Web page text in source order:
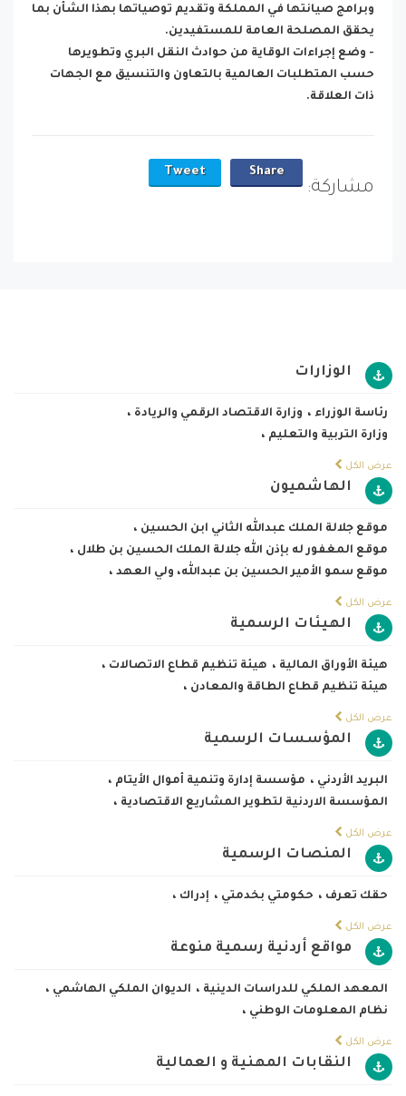
وبرامج صيانتها في المملكة وتقديم توصياتها بهذا الشأن بما
يحقق المصلحة العامة للمستفيدين.
- وضع إجراءات الوقاية من حوادث النقل البري وتطويرها
حسب المتطلبات العالمية بالتعاون والتنسيق مع الجهات
ذات العلاقة.
مشاركة:
Share
Tweet
الوزارات
رئاسة الوزراء ، وزارة الاقتصاد الرقمي والريادة ،
وزارة التربية والتعليم ،
عرض الكل
الهاشميون
موقع جلالة الملك عبدالله الثاني ابن الحسين ،
موقع المغفور له بإذن الله جلالة الملك الحسين بن طلال ،
موقع سمو الأمير الحسين بن عبدالله، ولي العهد ،
عرض الكل
الهيئات الرسمية
هيئة الأوراق المالية ، هيئة تنظيم قطاع الاتصالات ،
هيئة تنظيم قطاع الطاقة والمعادن ،
عرض الكل
المؤسسات الرسمية
البريد الأردني ، مؤسسة إدارة وتنمية أموال الأيتام ،
المؤسسة الاردنية لتطوير المشاريع الاقتصادية ،
عرض الكل
المنصات الرسمية
حقك تعرف ، حكومتي بخدمتي ، إدراك ،
عرض الكل
مواقع أردنية رسمية منوعة
المعهد الملكي للدراسات الدينية ، الديوان الملكي الهاشمي ،
نظام المعلومات الوطني ،
عرض الكل
النقابات المهنية و العمالية